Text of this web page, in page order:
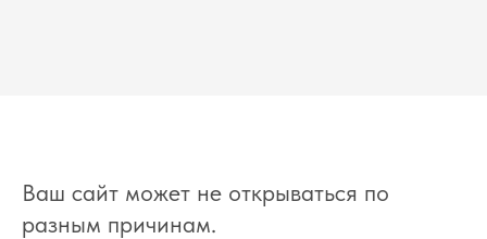
Ваш сайт может не открываться по
разным причинам.